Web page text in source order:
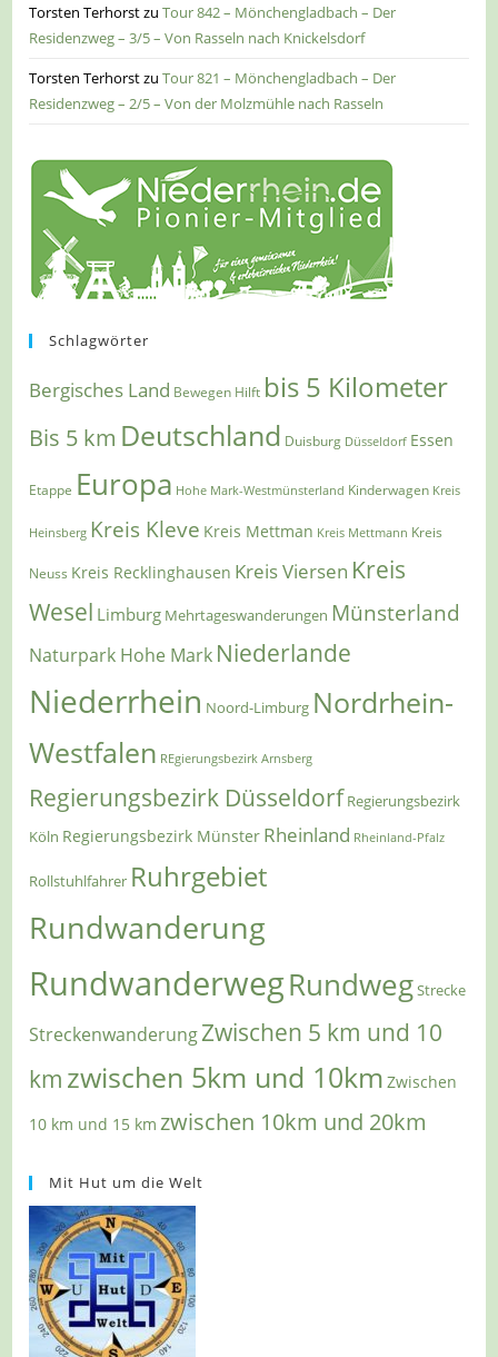
Torsten TerhorstzuTour 842 – Mönchengladbach – Der
Residenzweg – 3/5 – Von Rasseln nach Knickelsdorf
Torsten TerhorstzuTour 821 – Mönchengladbach – Der
Residenzweg – 2/5 – Von der Molzmühle nach Rasseln
Schlagwörter
Bergisches Land Bewegen Hilft bis 5 Kilometer
Bis 5 km Deutschland Duisburg Düsseldorf Essen
Etappe Europa Hohe Mark-Westmünsterland Kinderwagen Kreis
Heinsberg Kreis Kleve Kreis Mettman Kreis Mettmann Kreis
Neuss Kreis Recklinghausen Kreis Viersen Kreis
Wesel Limburg Mehrtageswanderungen Münsterland
Naturpark Hohe Mark Niederlande
Niederrhein Noord-Limburg Nordrhein-
Westfalen REgierungsbezirk Arnsberg
Regierungsbezirk Düsseldorf Regierungsbezirk
Köln Regierungsbezirk Münster Rheinland Rheinland-Pfalz
Rollstuhlfahrer Ruhrgebiet
Rundwanderung
RundwanderwegRundwegStrecke
StreckenwanderungZwischen 5 km und 10
km zwischen 5km und 10km Zwischen
10 km und 15 km zwischen 10km und 20km
Mit Hut um die Welt